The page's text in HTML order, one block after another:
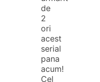
de
2
ori
acest
serial
pana
acum!
Cel